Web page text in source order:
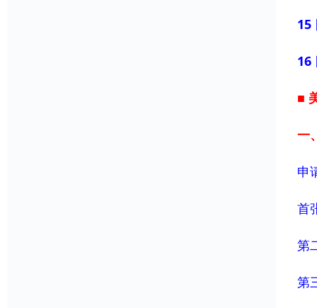
15
16
■
一
申
首
第
第